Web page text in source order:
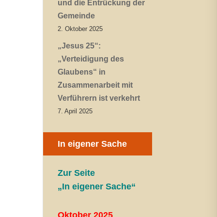
und die Entrückung der
Gemeinde
2. Oktober 2025
„Jesus 25“:
„Verteidigung des
Glaubens“ in
Zusammenarbeit mit
Verführern ist verkehrt
7. April 2025
In eigener Sache
Zur Seite
„In eigener Sache“